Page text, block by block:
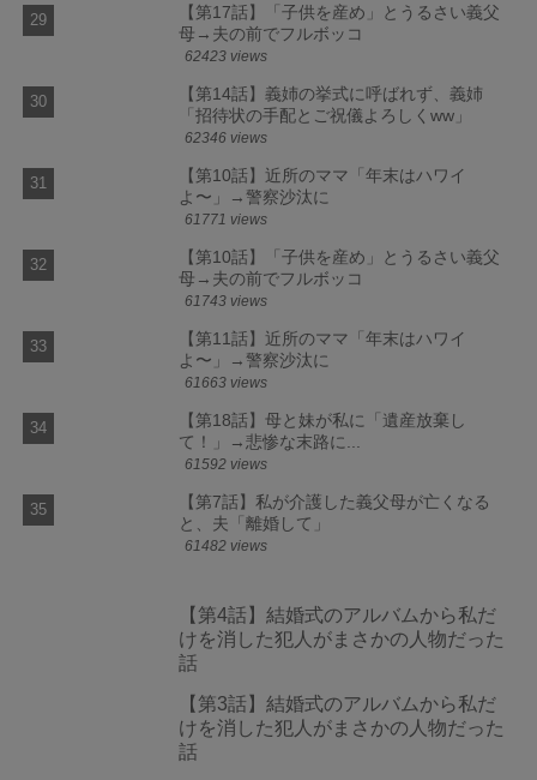
【第17話】「子供を産め」とうるさい義父
母→夫の前でフルボッコ
62423 views
【第14話】義姉の挙式に呼ばれず、義姉
「招待状の手配とご祝儀よろしくww」
62346 views
【第10話】近所のママ「年末はハワイ
よ〜」→警察沙汰に
61771 views
【第10話】「子供を産め」とうるさい義父
母→夫の前でフルボッコ
61743 views
【第11話】近所のママ「年末はハワイ
よ〜」→警察沙汰に
61663 views
【第18話】母と妹が私に「遺産放棄し
て！」→悲惨な末路に...
61592 views
【第7話】私が介護した義父母が亡くなる
と、夫「離婚して」
61482 views
【第4話】結婚式のアルバムから私だ
けを消した犯人がまさかの人物だった
話
【第3話】結婚式のアルバムから私だ
けを消した犯人がまさかの人物だった
話